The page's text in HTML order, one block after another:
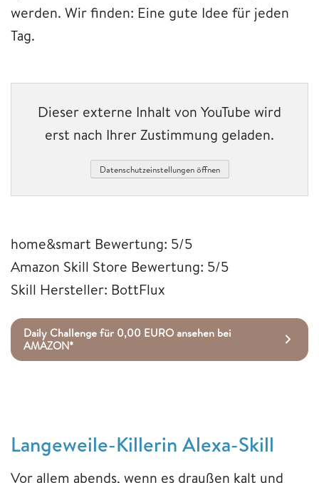
werden. Wir finden: Eine gute Idee für jeden
Tag.
Dieser externe Inhalt von YouTube wird
erst nach Ihrer Zustimmung geladen.
Datenschutzeinstellungen öffnen
home&smart Bewertung: 5/5
Amazon Skill Store Bewertung: 5/5
Skill Hersteller: BottFlux
Daily Challenge für 0,00 EURO ansehen bei
AMAZON*
Langeweile-Killerin Alexa-Skill
Vor allem abends, wenn es draußen kalt und